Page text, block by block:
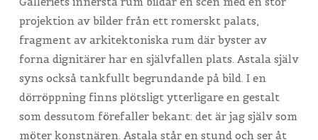
projektion av bilder från ett romerskt palats,
fragment av arkitektoniska rum där byster av
forna dignitärer har en självfallen plats. Astala själv
syns också tankfullt begrundande på bild. I en
dörröppning finns plötsligt ytterligare en gestalt
som dessutom förefaller bekant: det är jag själv som
möter konstnären. Astala står en stund och ser åt